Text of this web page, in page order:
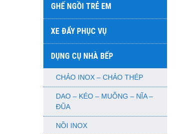
GHẾ NGỒI TRẺ EM
XE ĐẨY PHỤC VỤ
DỤNG CỤ NHÀ BẾP
CHẢO INOX – CHẢO THÉP
DAO – KÉO – MUỖNG – NĨA –
ĐŨA
NỒI INOX